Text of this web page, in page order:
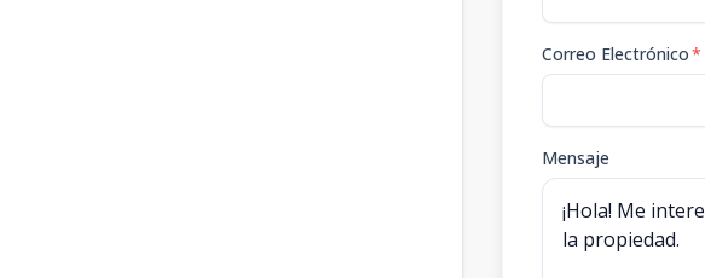
Correo Electrónico*
Mensaje